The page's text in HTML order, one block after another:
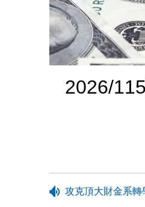
2026/
攻克頂大財金系轉